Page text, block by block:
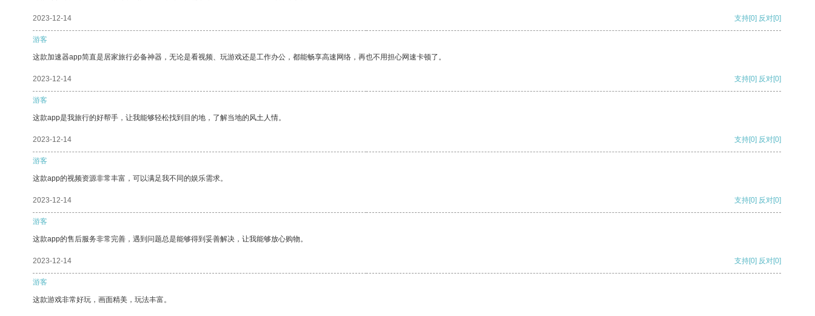
2023-12-14 支持[0] 反对[0]
游客
这款加速器app简直是居家旅行必备神器，无论是看视频、玩游戏还是工作办公，都能畅享高速网络，再也不用担心网速卡顿了。
2023-12-14 支持[0] 反对[0]
游客
这款app是我旅行的好帮手，让我能够轻松找到目的地，了解当地的风土人情。
2023-12-14 支持[0] 反对[0]
游客
这款app的视频资源非常丰富，可以满足我不同的娱乐需求。
2023-12-14 支持[0] 反对[0]
游客
这款app的售后服务非常完善，遇到问题总是能够得到妥善解决，让我能够放心购物。
2023-12-14 支持[0] 反对[0]
游客
这款游戏非常好玩，画面精美，玩法丰富。